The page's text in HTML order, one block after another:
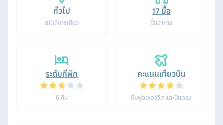
ทั่วไป
สไตล์การเที่ยว
17มื้อ
มื้ออาหาร
ระดับที่พัก
6 คืน
คะแนนเที่ยวบิน
บินฟูลเซอร์วิส และบินตรง